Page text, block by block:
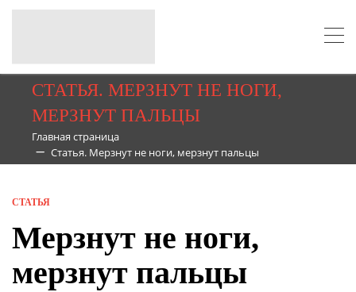
СТАТЬЯ. МЕРЗНУТ НЕ НОГИ,
МЕРЗНУТ ПАЛЬЦЫ
Главная страница
Статья. Мерзнут не ноги, мерзнут пальцы
СТАТЬЯ
Мерзнут не ноги,
мерзнут пальцы